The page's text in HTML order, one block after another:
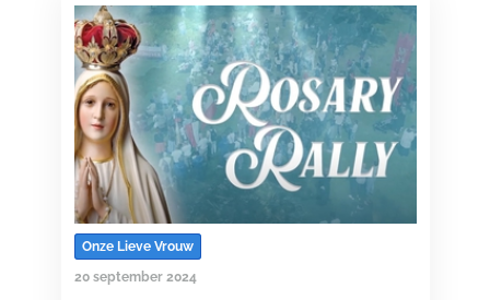
Onze Lieve Vrouw
20 september 2024